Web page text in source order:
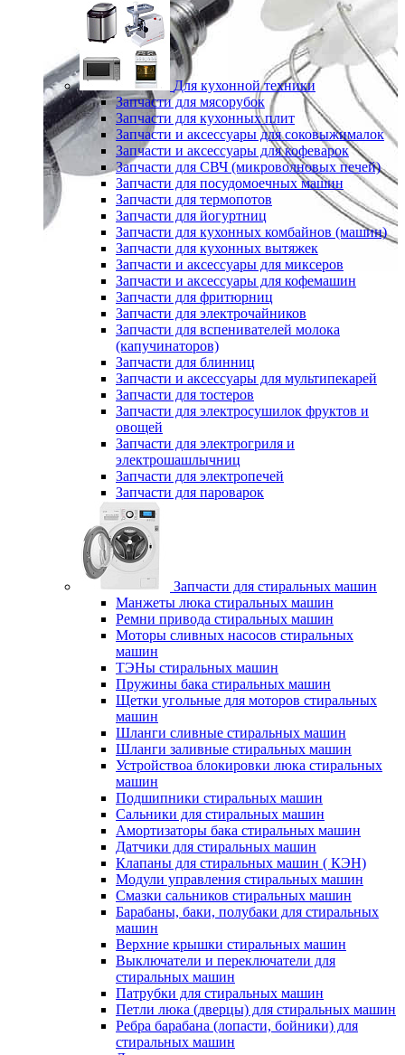
Для кухонной техники
Запчасти для мясорубок
Запчасти для кухонных плит
Запчасти и аксессуары для соковыжималок
Запчасти и аксессуары для кофеварок
Запчасти для СВЧ (микроволновых печей)
Запчасти для посудомоечных машин
Запчасти для термопотов
Запчасти для йогуртниц
Запчасти для кухонных комбайнов (машин)
Запчасти для кухонных вытяжек
Запчасти и аксессуары для миксеров
Запчасти и аксессуары для кофемашин
Запчасти для фритюрниц
Запчасти для электрочайников
Запчасти для вспенивателей молока
(капучинаторов)
Запчасти для блинниц
Запчасти и аксессуары для мультипекарей
Запчасти для тостеров
Запчасти для электросушилок фруктов и
овощей
Запчасти для электрогриля и
электрошашлычниц
Запчасти для электропечей
Запчасти для пароварок
Запчасти для стиральных машин
Манжеты люка стиральных машин
Ремни привода стиральных машин
Моторы сливных насосов стиральных
машин
ТЭНы стиральных машин
Пружины бака стиральных машин
Щетки угольные для моторов стиральных
машин
Шланги сливные стиральных машин
Шланги заливные стиральных машин
Устройствоа блокировки люка стиральных
машин
Подшипники стиральных машин
Сальники для стиральных машин
Амортизаторы бака стиральных машин
Датчики для стиральных машин
Клапаны для стиральных машин ( КЭН)
Модули управления стиральных машин
Смазки сальников стиральных машин
Барабаны, баки, полубаки для стиральных
машин
Верхние крышки стиральных машин
Выключатели и переключатели для
стиральных машин
Патрубки для стиральных машин
Петли люка (дверцы) для стиральных машин
Ребра барабана (лопасти, бойники) для
стиральных машин